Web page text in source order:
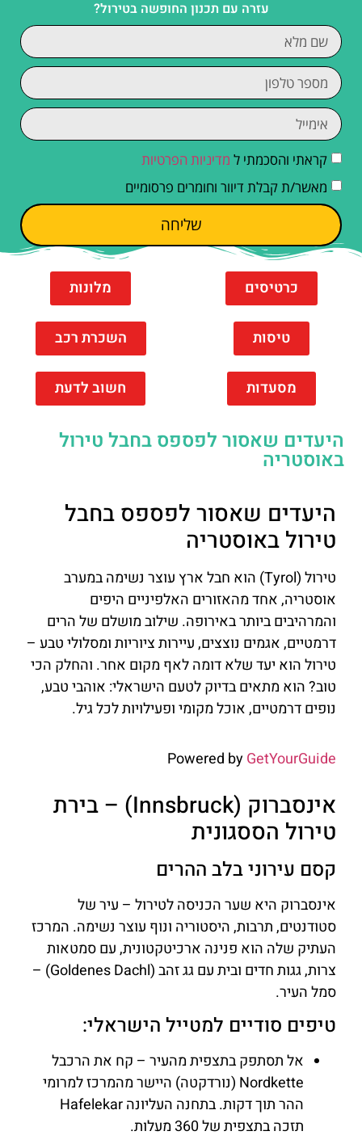
עזרה עם תכנון החופשה בטירול?
קראתי והסכמתי ל מדיניות הפרטיות
מאשר/ת קבלת דיוור וחומרים פרסומיים
שליחה
כרטיסים מלונות
טיסות השכרת רכב
מסעדות חשוב לדעת
היעדים שאסור לפספס בחבל טירול
באוסטריה
היעדים שאסור לפספס בחבל
טירול באוסטריה
טירול (Tyrol) הוא חבל ארץ עוצר נשימה במערב
אוסטריה, אחד מהאזורים האלפיניים היפים
והמרהיבים ביותר באירופה. שילוב מושלם של הרים
דרמטיים, אגמים נוצצים, עיירות ציוריות ומסלולי טבע –
טירול הוא יעד שלא דומה לאף מקום אחר. והחלק הכי
טוב? הוא מתאים בדיוק לטעם הישראלי: אוהבי טבע,
נופים דרמטיים, אוכל מקומי ופעילויות לכל גיל.
Powered byGetYourGuide
אינסברוק (Innsbruck) – בירת
טירול הססגונית
קסם עירוני בלב ההרים
אינסברוק היא שער הכניסה לטירול – עיר של
סטודנטים, תרבות, היסטוריה ונוף עוצר נשימה. המרכז
העתיק שלה הוא פנינה ארכיטקטונית, עם סמטאות
צרות, גגות חדים ובית עם גג זהב (Goldenes Dachl) –
סמל העיר.
טיפים סודיים למטייל הישראלי:
אל תסתפק בתצפית מהעיר – קח את הרכבל
Nordkette (נורדקטה) היישר מהמרכז למרומי
ההר תוך דקות. בתחנה העליונה Hafelekar
תזכה בתצפית של 360 מעלות.